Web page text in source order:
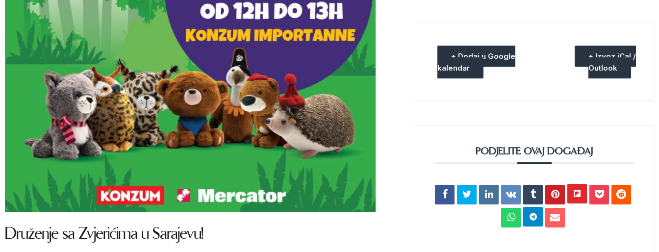
Druženje sa Zvjerićima u Sarajevu!
+ Dodaj u Google
kalendar
+ Izvoz iCal /
Outlook
PODJELITE OVAJ DOGAĐAJ